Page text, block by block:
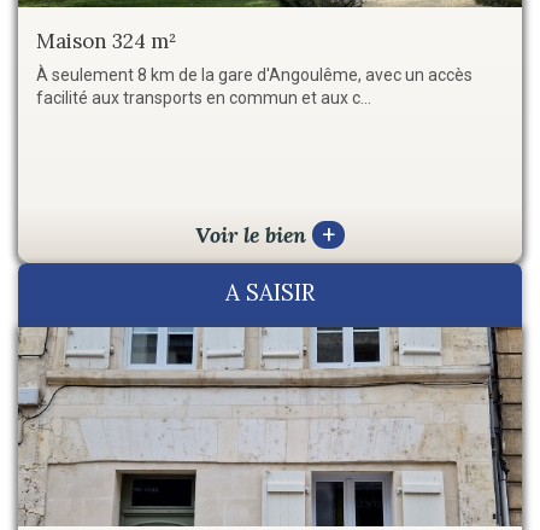
Maison 324 m²
À seulement 8 km de la gare d'Angoulême, avec un accès
facilité aux transports en commun et aux c...
Voir le bien +
Maison 417 m²
SECTEUR BARBEZIEUX – Au cœur d'un environnement
préservé, dans un écrin de verdure traversé par l...
Voir le bien +
A SAISIR